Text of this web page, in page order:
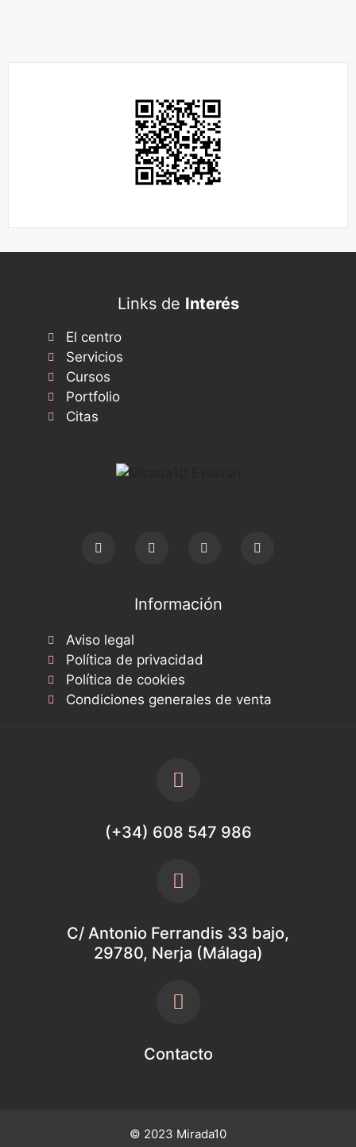
Links de Interés
El centro
Servicios
Cursos
Portfolio
Citas
Información
Aviso legal
Política de privacidad
Política de cookies
Condiciones generales de venta
(+34) 608 547 986
C/ Antonio Ferrandis 33 bajo,
29780, Nerja (Málaga)
Contacto
© 2023 Mirada10